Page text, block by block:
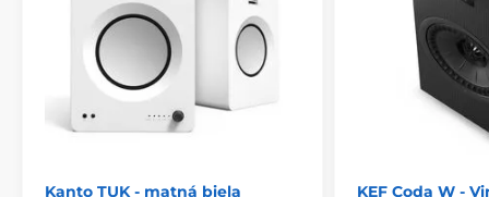
Kanto TUK - matná biela
KEF Coda W -